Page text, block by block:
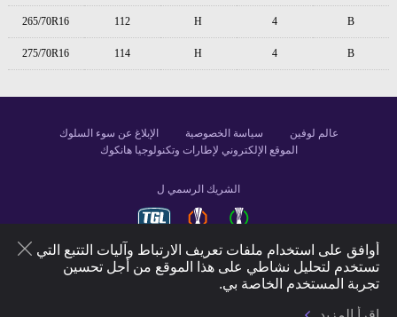
أوافق على استخدام ملفات تعريف الارتباط وآليات التتبع التي
تستخدم لتحليل نشاطي على هذا الموقع من أجل تحسين
تجربة المستخدم الخاصة بي.
265/70R16 112 H 4 B
275/70R16 114 H 4 B
عالم لوفين سياسة الخصوصية
الإبلاغ عن سوء السلوك
الموقع الإلكتروني لإطارات وتكنولوجيا هانكوك
الشريك الرسمي ل